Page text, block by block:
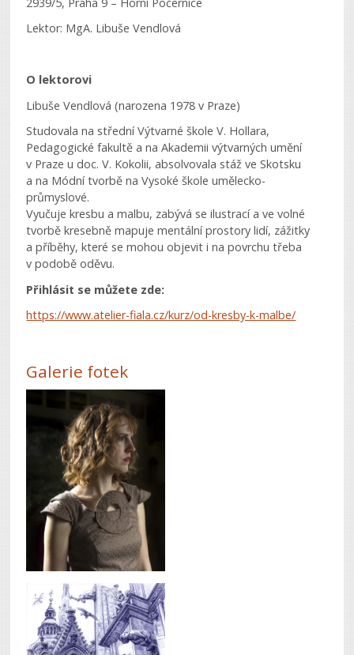
Lektor: MgA. Libuše Vendlová
O lektorovi
Libuše Vendlová (narozena 1978 v Praze)
Studovala na střední Výtvarné škole V. Hollara,
Pedagogické fakultě a na Akademii výtvarných umění
v Praze u doc. V. Kokolii, absolvovala stáž ve Skotsku
a na Módní tvorbě na Vysoké škole umělecko-
průmyslové.
Vyučuje kresbu a malbu, zabývá se ilustrací a ve volné
tvorbě kresebně mapuje mentální prostory lidí, zážitky
a příběhy, které se mohou objevit i na povrchu třeba
v podobě oděvu.
Přihlásit se můžete zde:
https://www.atelier-fiala.cz/kurz/od-kresby-k-malbe/
Galerie fotek